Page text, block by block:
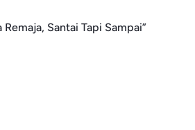
Santai Tapi Sampai”